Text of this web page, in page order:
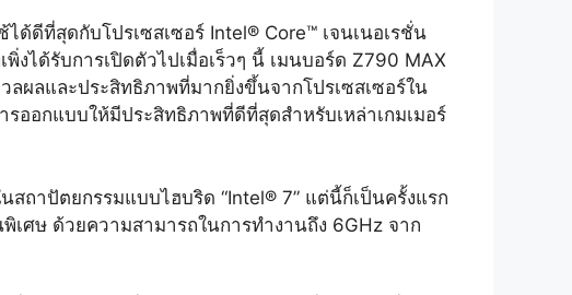
ด้ดีที่สุดกับโปรเซสเซอร์ Intel® Core™ เจนเนอเรชั่น
งได้รับการเปิดตัวไปเมื่อเร็วๆ นี้ เมนบอร์ด Z790 MAX
ลผลและประสิทธิภาพที่มากยิ่งขึ้นจากโปรเซสเซอร์ใน
ออกแบบให้มีประสิทธิภาพที่ดีที่สุดสำหรับเหล่าเกมเมอร์
สถาปัตยกรรมแบบไฮบริด “Intel® 7” แต่นี้ก็เป็นครั้งแรก
เศษ ด้วยความสามารถในการทำงานถึง 6GHz จาก